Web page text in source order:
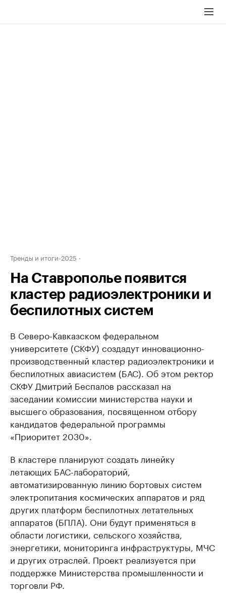
Тренды и итоги-2025
На Ставрополье появится
кластер радиоэлектроники и
беспилотных систем
В Северо-Кавказском федеральном
университете (СКФУ) создадут инновационно-
производственный кластер радиоэлектроники и
беспилотных авиасистем (БАС). Об этом ректор
СКФУ Дмитрий Беспалов рассказал на
заседании комиссии министерства науки и
высшего образования, посвященном отбору
кандидатов федеральной программы
«Приоритет 2030».
В кластере планируют создать линейку
летающих БАС-лабораторий,
автоматизированную линию бортовых систем
электропитания космических аппаратов и ряд
других платформ беспилотных летательных
аппаратов (БПЛА). Они будут применяться в
области логистики, сельского хозяйства,
энергетики, мониторинга инфраструктуры, МЧС
и других отраслей. Проект реализуется при
поддержке Министерства промышленности и
торговли РФ.